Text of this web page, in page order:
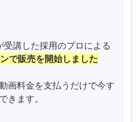
講した採用のプロによる
で販売を開始しました
画料金を支払うだけで今す
きます。